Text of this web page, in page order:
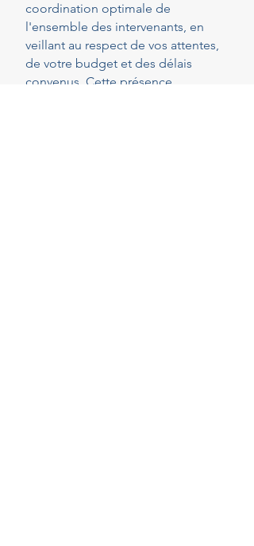
coordination optimale de
l'ensemble des intervenants, en
veillant au respect de vos attentes,
de votre budget et des délais
convenus. Cette présence